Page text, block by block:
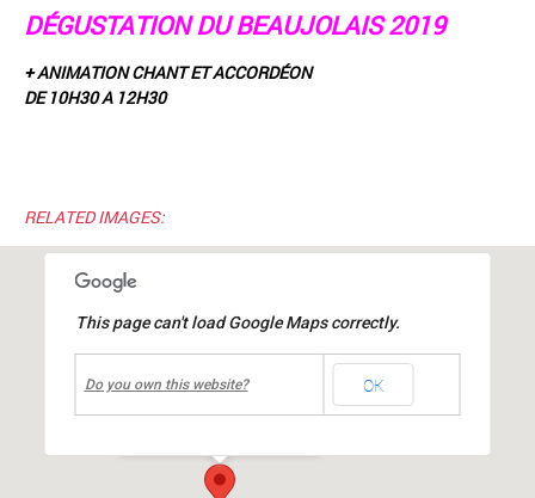
DÉGUSTATION DU BEAUJOLAIS 2019
+ ANIMATION CHANT ET ACCORDÉON
DE 10H30 A 12H30
RELATED IMAGES:
Halle Louis MIACHON
This page can't load Google Maps correctly.
Do you own this website? OK